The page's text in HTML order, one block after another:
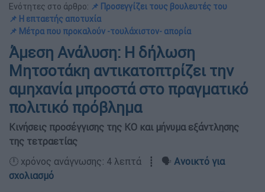
Ενότητες στο άρθρο: 📌 Προσεγγίζει τους βουλευτές του
📌 Η επταετής αποτυχία
📌 Μέτρα που προκαλούν -τουλάχιστον- απορία
Άμεση Ανάλυση: Η δήλωση
Μητσοτάκη αντικατοπτρίζει την
αμηχανία μπροστά στο πραγματικό
πολιτικό πρόβλημα
Κινήσεις προσέγγισης της ΚΟ και μήνυμα εξάντλησης
της τετραετίας
🕛 χρόνος ανάγνωσης: 4 λεπτά ┋ 🗣️ Ανοικτό για
σχολιασμό